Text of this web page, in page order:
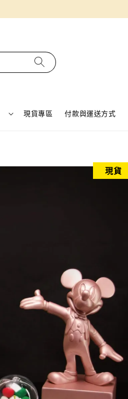
現貨專區 付款與運送方式
現貨